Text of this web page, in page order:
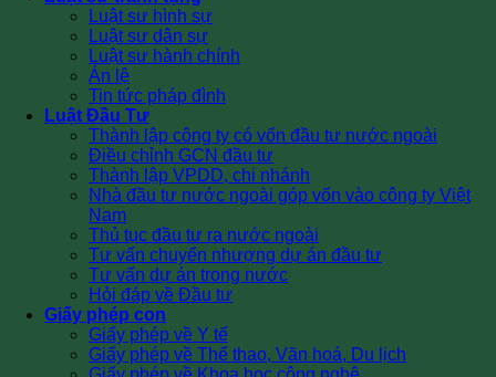
Luật sư hình sự
Luật sư dân sự
Luật sư hành chính
Án lệ
Tin tức pháp đình
Luật Đầu Tư
Thành lập công ty có vốn đầu tư nước ngoài
Điều chỉnh GCN đầu tư
Thành lập VPDD, chi nhánh
Nhà đầu tư nước ngoài góp vốn vào công ty Việt
Nam
Thủ tục đầu tư ra nước ngoài
Tư vấn chuyển nhượng dự án đầu tư
Tư vấn dự án trong nước
Hỏi đáp về Đầu tư
Giấy phép con
Giấy phép về Y tế
Giấy phép về Thể thao, Văn hoá, Du lịch